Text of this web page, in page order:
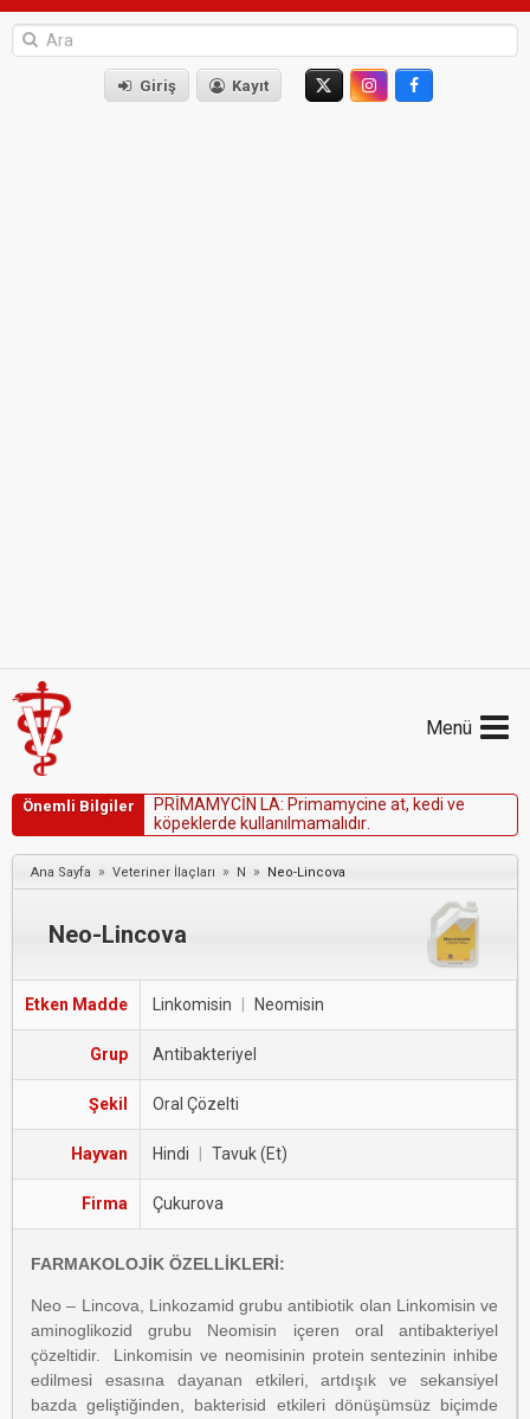
Giriş Kayıt
Menü
Önemli Bilgiler PRİMAMYCİN LA: Primamycine at, kedi ve
köpekerde ku anı mama ıdır
Ana Sayfa » Veteriner İlaçları » N » Neo-Lincova
Neo-Lincova
Etken Madde Linkomisin Neomisin
Grup Antibakteriyel
Şekil Oral Çözelti
Hayvan Hindi Tavuk (Et)
Firma Çukurova
FARMAKOLOJİK ÖZELLİKLERİ:
Neo – Lincova, Linkozamid grubu antibiotik olan Linkomisin ve
aminoglikozid grubu Neomisin içeren oral antibakteriyel
çözeltidir. Linkomisin ve neomisinin protein sentezinin inhibe
edilmesi esasına dayanan etkileri, artdışık ve sekansiyel
bazda geliştiğinden, bakterisid etkileri dönüşümsüz biçimde